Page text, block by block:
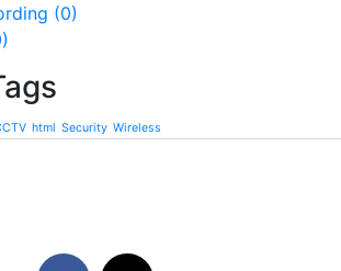
(0)
html Security Wireless